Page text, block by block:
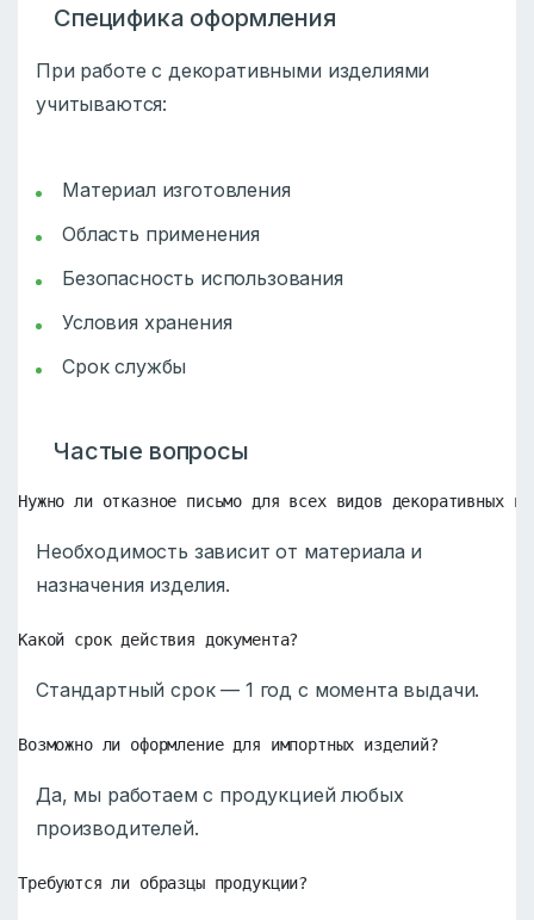
Специфика оформления
При работе с декоративными изделиями
учитываются:
Материал изготовления
Область применения
Безопасность использования
Условия хранения
Срок службы
Частые вопросы
Нужно ли отказное письмо для всех видов декоративных
Необходимость зависит от материала и
назначения изделия.
Какой срок действия документа?
Стандартный срок — 1 год с момента выдачи.
Возможно ли оформление для импортных изделий?
Да, мы работаем с продукцией любых
производителей.
Требуются ли образцы продукции?